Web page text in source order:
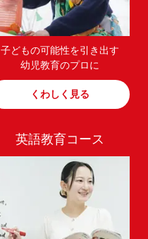
子どもの可能性を引き出す
幼児教育のプロに
くわしく見る
英語教育コース